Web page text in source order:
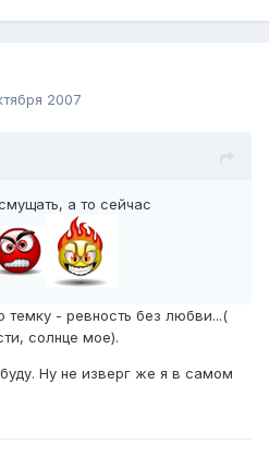
2007
а то сейчас
темку - ревность без любви...(
солнце мое).
Ну не изверг же я в самом